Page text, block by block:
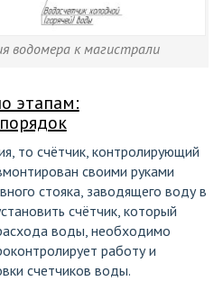
водомера к магистрали
этапам:
то счётчик, контролирующий
своими руками
стояка, заводящего воду в
счётчик, который
воды, необходимо
работу и
счетчиков воды.